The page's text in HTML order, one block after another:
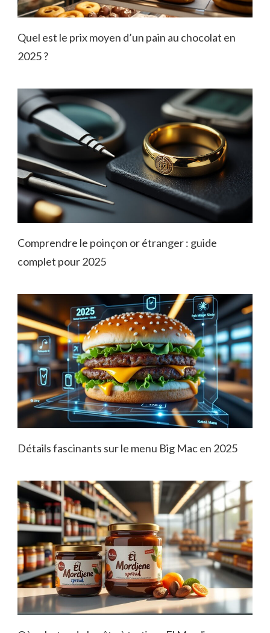
Quel est le prix moyen d’un pain au chocolat en
2025 ?
Comprendre le poinçon or étranger : guide
complet pour 2025
Détails fascinants sur le menu Big Mac en 2025